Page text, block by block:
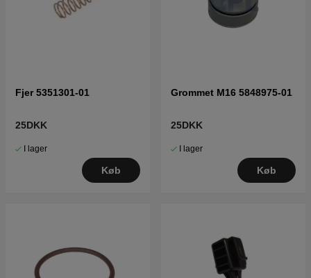
Fjer 5351301-01
25DKK
I lager
Køb
Grommet M16 5848975-01
25DKK
I lager
Køb